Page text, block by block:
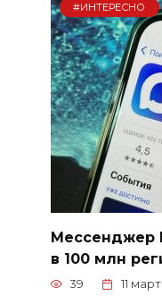
#ИНТЕРЕСНО
Мессенджер
в 100 млн
39 11